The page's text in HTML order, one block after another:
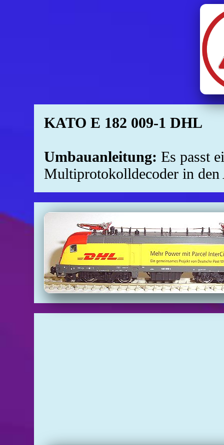
KATO E 182 009-1 DHL
Umbauanleitung: Es passt
Multiprotokolldecoder in den